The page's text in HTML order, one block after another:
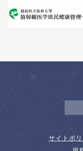
サイトポ